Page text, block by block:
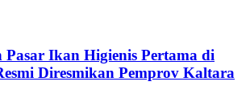
Ikan Higienis Pertama di
Diresmikan Pemprov Kaltara